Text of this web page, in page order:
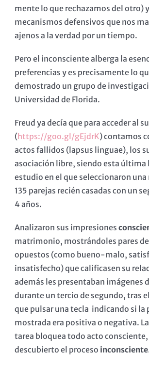
mente lo que rechazamos del otro)
mecanismos defensivos que nos
ajenos a la verdad por un tiempo.
Pero el inconsciente alberga la
preferencias y es precisamente lo
demostrado un grupo de
Universidad de Florida.
Freud ya decía que para acceder al
(https://goo.gl/gEjdrK) contamos
actos fallidos (lapsus linguae), los
asociación libre, siendo esta última
estudio en el que seleccionaron
135 parejas recién casadas con un
4 años.
Analizaron sus impresiones
matrimonio, mostrándoles pares
opuestos (como bueno-malo,
insatisfecho) que calificasen su
además les presentaban imágenes
durante un tercio de segundo, tras
que pulsar una tecla indicando si la
mostrada era positiva o negativa.
tarea bloquea todo acto
descubierto el proceso inconsciente